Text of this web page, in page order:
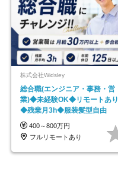
株式会社Widsley
総合職(エンジニア・事務・営
業)◆未経験OK◆リモートあり
◆残業月3h◆服装髪型自由
400～800万円
フルリモートあり